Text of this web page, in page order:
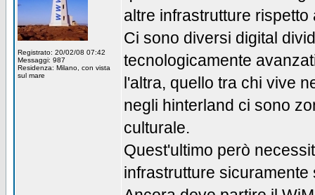
Registrato: 20/02/08 07:42
Messaggi: 987
Residenza: Milano, con vista
sul mare
altre infrastrutture rispetto
Ci sono diversi digital
tecnologicamente
l'altra, quello tra chi vive
negli hinterland ci sono
culturale.
Quest'ultimo però
infrastrutture